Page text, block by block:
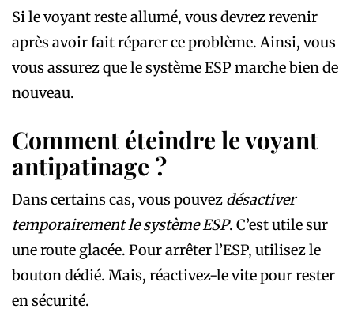
Si le voyant reste allumé, vous devrez revenir
après avoir fait réparer ce problème. Ainsi, vous
vous assurez que le système ESP marche bien de
nouveau.
Comment éteindre le voyant
antipatinage ?
Dans certains cas, vous pouvez désactiver
temporairement le système ESP. C’est utile sur
une route glacée. Pour arrêter l’ESP, utilisez le
bouton dédié. Mais, réactivez-le vite pour rester
en sécurité.